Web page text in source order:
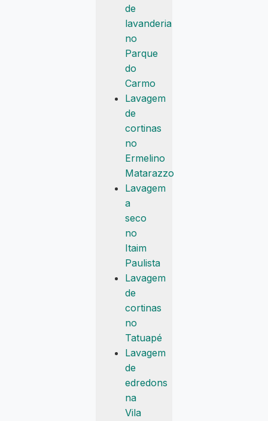
de
lavanderia
no
Parque
do
Carmo
Lavagem
de
cortinas
no
Ermelino
Matarazzo
Lavagem
a
seco
no
Itaim
Paulista
Lavagem
de
cortinas
no
Tatuapé
Lavagem
de
edredons
na
Vila